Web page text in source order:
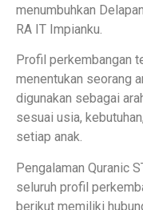
menumbuhkan
RA IT Impianku.
Profil perkembangan
menentukan seorang
digunakan sebagai
sesuai usia,
setiap anak.
Pengalaman Quranic
seluruh profil
berikut memiliki